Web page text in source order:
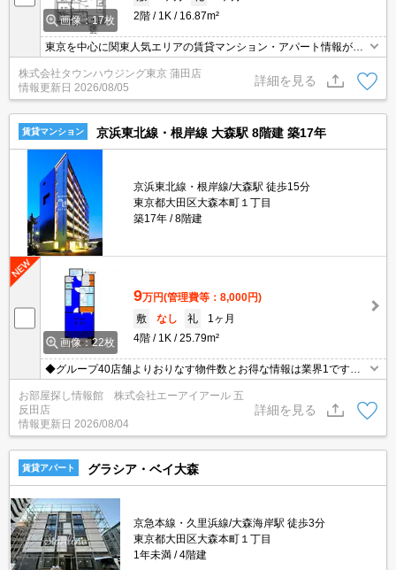
画像：17枚
2階
1K 16.87m²
東京を中心に関東人気エリアの賃貸マンション・アパート情報が豊
富！創業45年 直営140店舗以上の 独自のネットワークで最適なマン
ション・アパートをお探しします！
株式会社タウンハウジング東京 蒲田店
情報更新日 2026/08/05
詳細を見る
賃貸マンション 京浜東北線・根岸線 大森駅 8階建 築17年
京浜東北線・根岸線/大森駅 徒歩15分
東京都大田区大森本町１丁目
築17年
8階建
画像：22枚
9万円(管理費等：8,000円)
敷
なし 礼
1ヶ月
4階
1K 25.79m²
◆グループ40店舗よりおりなす物件数とお得な情報は業界1です◆
仲介手数料無料物件有◆保証人様不要◆礼金敷金0物件多数有◆お
電話ご連絡即ご対応致します◆【0120-772-074】迄！
お部屋探し情報館 株式会社エーアイアール 五
反田店
情報更新日 2026/08/04
詳細を見る
賃貸アパート グラシア・ベイ大森
京急本線・久里浜線/大森海岸駅 徒歩3分
東京都大田区大森本町１丁目
1年未満
4階建